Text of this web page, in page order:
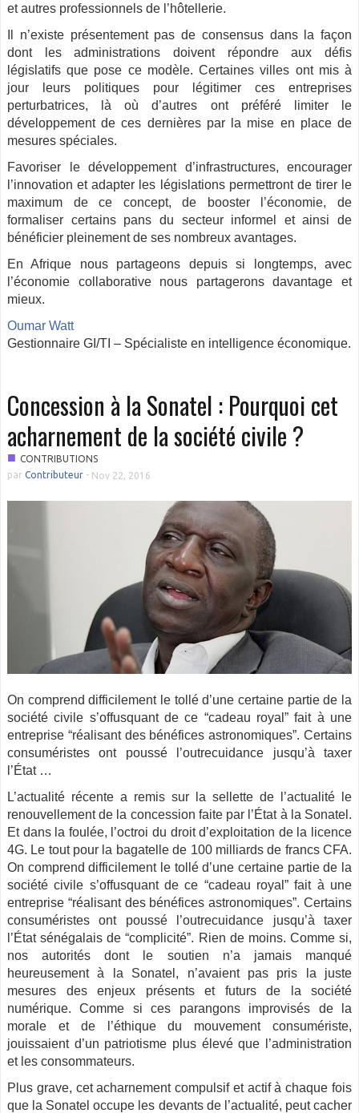
et autres professionnels de l’hôtellerie.
Il n’existe présentement pas de consensus dans la façon
dont les administrations doivent répondre aux défis
législatifs que pose ce modèle. Certaines villes ont mis à
jour leurs politiques pour légitimer ces entreprises
perturbatrices, là où d’autres ont préféré limiter le
développement de ces dernières par la mise en place de
mesures spéciales.
Favoriser le développement d’infrastructures, encourager
l’innovation et adapter les législations permettront de tirer le
maximum de ce concept, de booster l’économie, de
formaliser certains pans du secteur informel et ainsi de
bénéficier pleinement de ses nombreux avantages.
En Afrique nous partageons depuis si longtemps, avec
l’économie collaborative nous partagerons davantage et
mieux.
Oumar Watt
Gestionnaire GI/TI – Spécialiste en intelligence économique.
Concession à la Sonatel : Pourquoi cet
acharnement de la société civile ?
■ CONTRIBUTIONS
par Contributeur - Nov 22, 2016
On comprend difficilement le tollé d’une certaine partie de la
société civile s’offusquant de ce “cadeau royal” fait à une
entreprise “réalisant des bénéfices astronomiques”. Certains
consuméristes ont poussé l’outrecuidance jusqu’à taxer
l’État …
L’actualité récente a remis sur la sellette de l’actualité le
renouvellement de la concession faite par l’État à la Sonatel.
Et dans la foulée, l’octroi du droit d’exploitation de la licence
4G. Le tout pour la bagatelle de 100 milliards de francs CFA.
On comprend difficilement le tollé d’une certaine partie de la
société civile s’offusquant de ce “cadeau royal” fait à une
entreprise “réalisant des bénéfices astronomiques”. Certains
consuméristes ont poussé l’outrecuidance jusqu’à taxer
l’État sénégalais de “complicité”. Rien de moins. Comme si,
nos autorités dont le soutien n’a jamais manqué
heureusement à la Sonatel, n’avaient pas pris la juste
mesures des enjeux présents et futurs de la société
numérique. Comme si ces parangons improvisés de la
morale et de l’éthique du mouvement consumériste,
jouissaient d’un patriotisme plus élevé que l’administration
et les consommateurs.
Plus grave, cet acharnement compulsif et actif à chaque fois
que la Sonatel occupe les devants de l’actualité, peut cacher